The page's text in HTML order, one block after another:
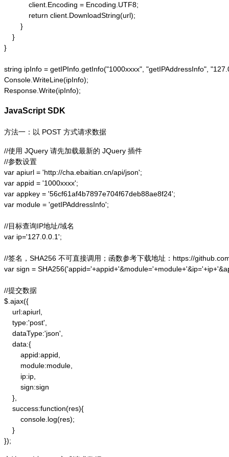
            client.Encoding = Encoding.UTF8;
            return client.DownloadString(url);
        }
    }
}
string ipInfo = getIPInfo.getInfo("1000xxxx", "getIPAddressInfo",
Console.WriteLine(ipInfo);
Response.Write(ipInfo);
JavaScript SDK
方法一：以 POST 方式请求数据
//使用 JQuery 请先加载最新的 JQuery 插件
//参数设置
var apiurl = 'http://cha.ebaitian.cn/api/json';
var appid = '1000xxxx';
var appkey = '56cf61af4b7897e704f67deb88ae8f24';
var module = 'getIPAddressInfo';
//目标查询IP地址/域名
var ip='127.0.0.1';
//签名，SHA256 不可直接调用；函数参考下载地址：https://
var sign =
//提交数据
$.ajax({
    url:apiurl,
    type:'post',
    dataType:'json',
    data:{
        appid:appid,
        module:module,
        ip:ip,
        sign:sign
    },
    success:function(res){
        console.log(res);
    }
});